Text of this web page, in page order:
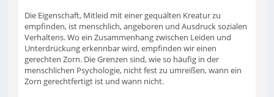
Die Eigenschaft, Mitleid mit einer gequälten Kreatur zu
empfinden, ist menschlich, angeboren und Ausdruck sozialen
Verhaltens. Wo ein Zusammenhang zwischen Leiden und
Unterdrückung erkennbar wird, empfinden wir einen
gerechten Zorn. Die Grenzen sind, wie so häufig in der
menschlichen Psychologie, nicht fest zu umreißen, wann ein
Zorn gerechtfertigt ist und wann nicht.